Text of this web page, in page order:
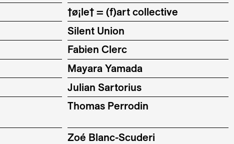
†ø¡le† = (f)art collective
Silent Union
Fabien Clerc
Mayara Yamada
Julian Sartorius
Thomas Perrodin
Zoé Blanc-Scuderi